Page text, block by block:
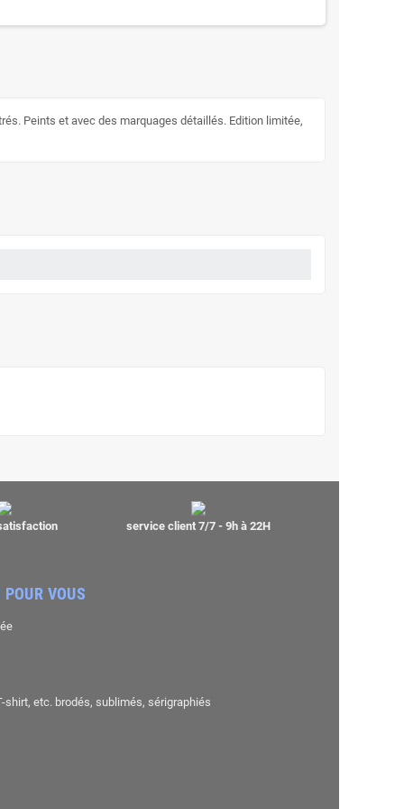
Peints et avec des marquages détaillés. Edition limitée,
service client 7/7 - 9h à 22H
VOUS
shirt, etc. brodés, sublimés, sérigraphiés